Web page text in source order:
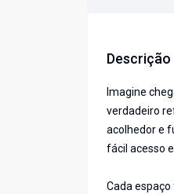
Descrição
Imagine
verdadeiro
acolhedor e
fácil acesso
Cada